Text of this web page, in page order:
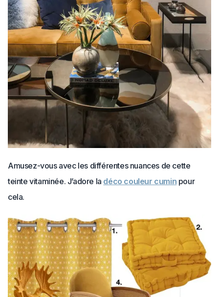
Amusez-vous avec les différentes nuances de cette
teinte vitaminée. J’adore la déco couleur cumin pour
cela.